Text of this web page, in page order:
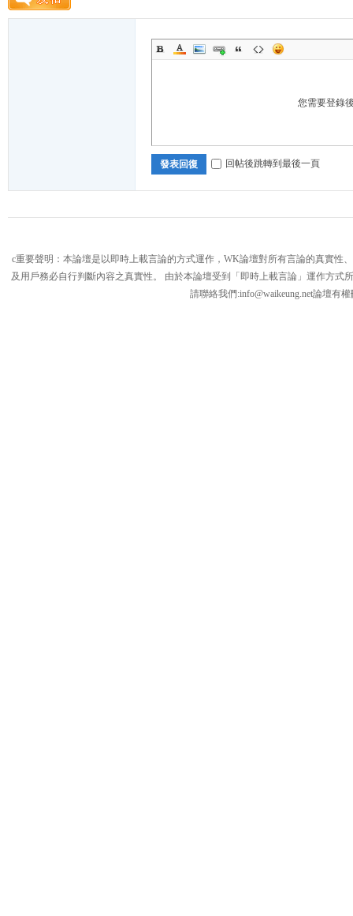
您需要登錄
發表回復 回帖後跳轉到最後一頁
c重要聲明：本論壇是以即時上載言論的方式運作，WK論壇對所有言論的真實
及用戶務必自行判斷內容之真實性。 由於本論壇受到「即時上載言論」運作方
請聯絡我們:info@waikeung.net論壇有